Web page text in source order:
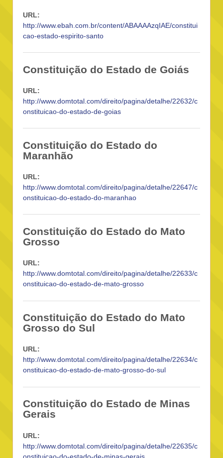
URL:
http://www.ebah.com.br/content/ABAAAAzqIAE/constitui
cao-estado-espirito-santo
Constituição do Estado de Goiás
URL:
http://www.domtotal.com/direito/pagina/detalhe/22632/c
onstituicao-do-estado-de-goias
Constituição do Estado do
Maranhão
URL:
http://www.domtotal.com/direito/pagina/detalhe/22647/c
onstituicao-do-estado-do-maranhao
Constituição do Estado do Mato
Grosso
URL:
http://www.domtotal.com/direito/pagina/detalhe/22633/c
onstituicao-do-estado-de-mato-grosso
Constituição do Estado do Mato
Grosso do Sul
URL:
http://www.domtotal.com/direito/pagina/detalhe/22634/c
onstituicao-do-estado-de-mato-grosso-do-sul
Constituição do Estado de Minas
Gerais
URL:
http://www.domtotal.com/direito/pagina/detalhe/22635/c
onstituicao-do-estado-de-minas-gerais